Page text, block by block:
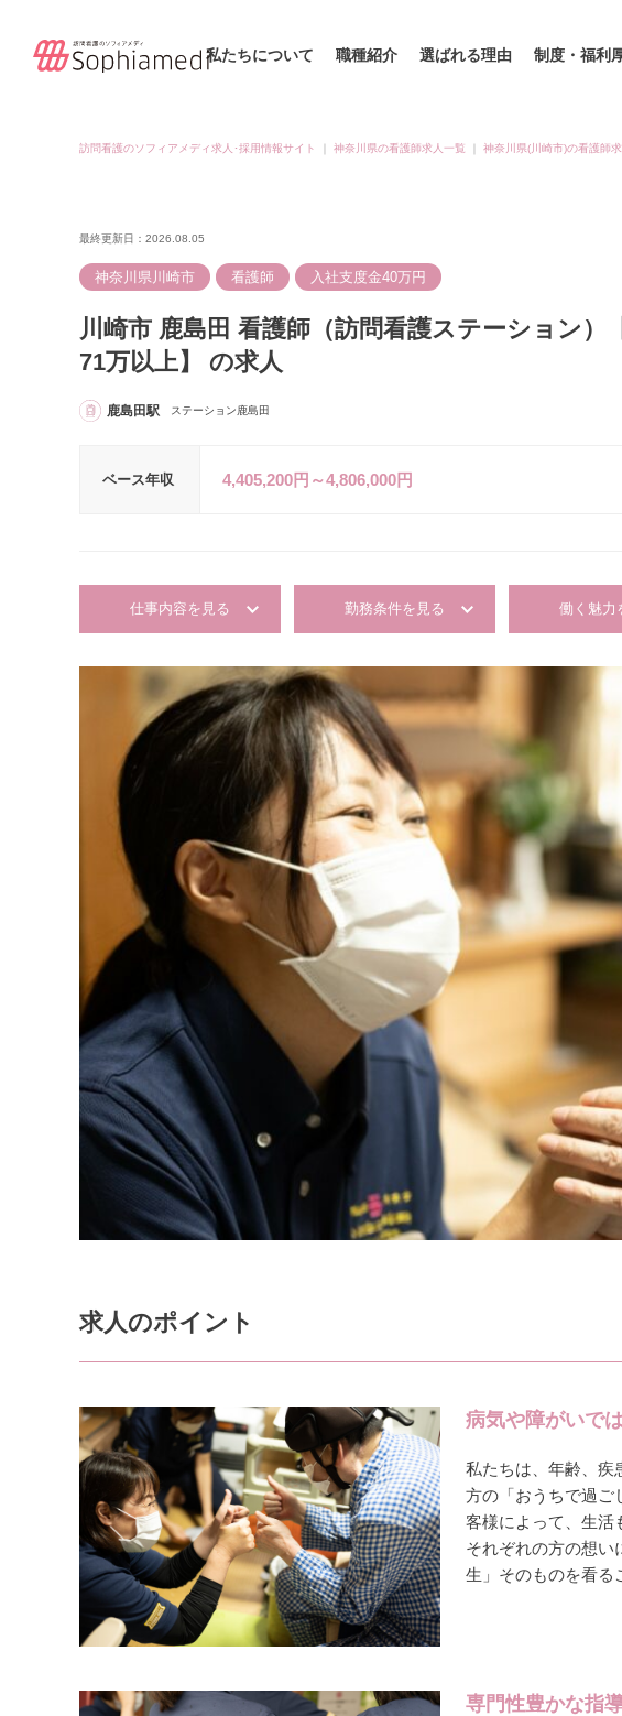
私たちについて 職種紹介 選ばれる理由 制度・福利
訪問看護のソフィアメディ求人･採用情報サイト 神奈川県の看護師求人一覧 神奈川県(川崎市)の看護師
最終更新日：2026.08.05
神奈川県川崎市 看護師 入社支度金40万円
川崎市 鹿島田 看護師（訪問看護ステーション）
71万以上】 の求人
鹿島田駅 ステーション鹿島田
ベース年収 4,405,200円～4,806,000円
仕事内容を見る 勤務条件を見る 働く魅力
求人のポイント
病気や障がいで
私たちは、年齢、疾
方の「おうちで過ご
客様によって、生活
それぞれの方の想い
生」そのものを看る
専門性豊かな指